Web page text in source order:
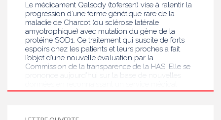
Le médicament Qalsody (tofersen) vise à ralentir la
progression d’une forme génétique rare de la
maladie de Charcot (ou sclérose latérale
amyotrophique) avec mutation du gène de la
protéine SOD1. Ce traitement qui suscite de forts
espoirs chez les patients et leurs proches a fait
l’objet d’une nouvelle évaluation par la
Commission de la transparence de la HAS. Elle se
prononce aujourd’hui sur la base de nouvelles
rendu faible conditionnel à Qalsody.